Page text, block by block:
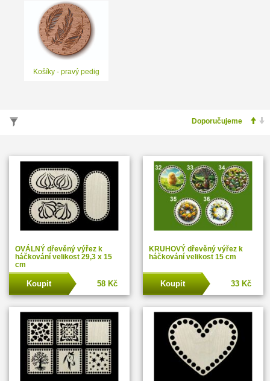
Košíky - pravý pedig
OVÁLNÝ dřevěný výřez k
háčkování velikost 29,3 x 15
cm
58 Kč
Koupit
KRUHOVÝ dřevěný výřez k
háčkování velikost 15 cm
33 Kč
Koupit